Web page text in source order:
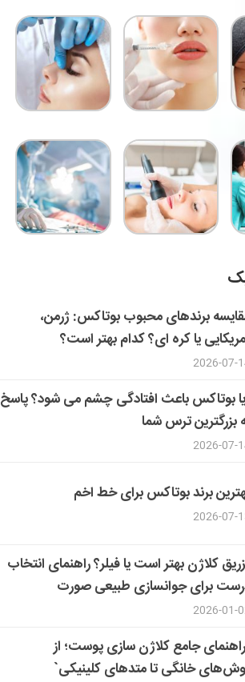
برندهای محبوب بوتاکس: ژرمن،
یا کره ای؟ کدام بهتر است؟
2026-07-
بوتاکس باعث افتادگی چشم می شود؟ پاسخ
بزرگترین ترس شما
2026-07-
برند بوتاکس برای خط اخم
2026-07-
کلاژن بهتر است یا فیلر؟ راهنمای انتخاب
برای جوانسازی طبیعی صورت
2026-01-
جامع کلاژن سازی پوست؛ از
خانگی تا متدهای کلینیکی`